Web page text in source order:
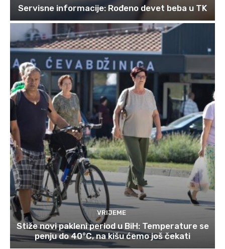
Servisne informacije: Rođeno devet beba u TK
VRIJEME
Stiže novi pakleni period u BiH: Temperature se
penju do 40°C, na kišu ćemo još čekati